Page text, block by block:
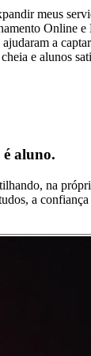
meus
Online
a
e alunos
aluno.
na
a